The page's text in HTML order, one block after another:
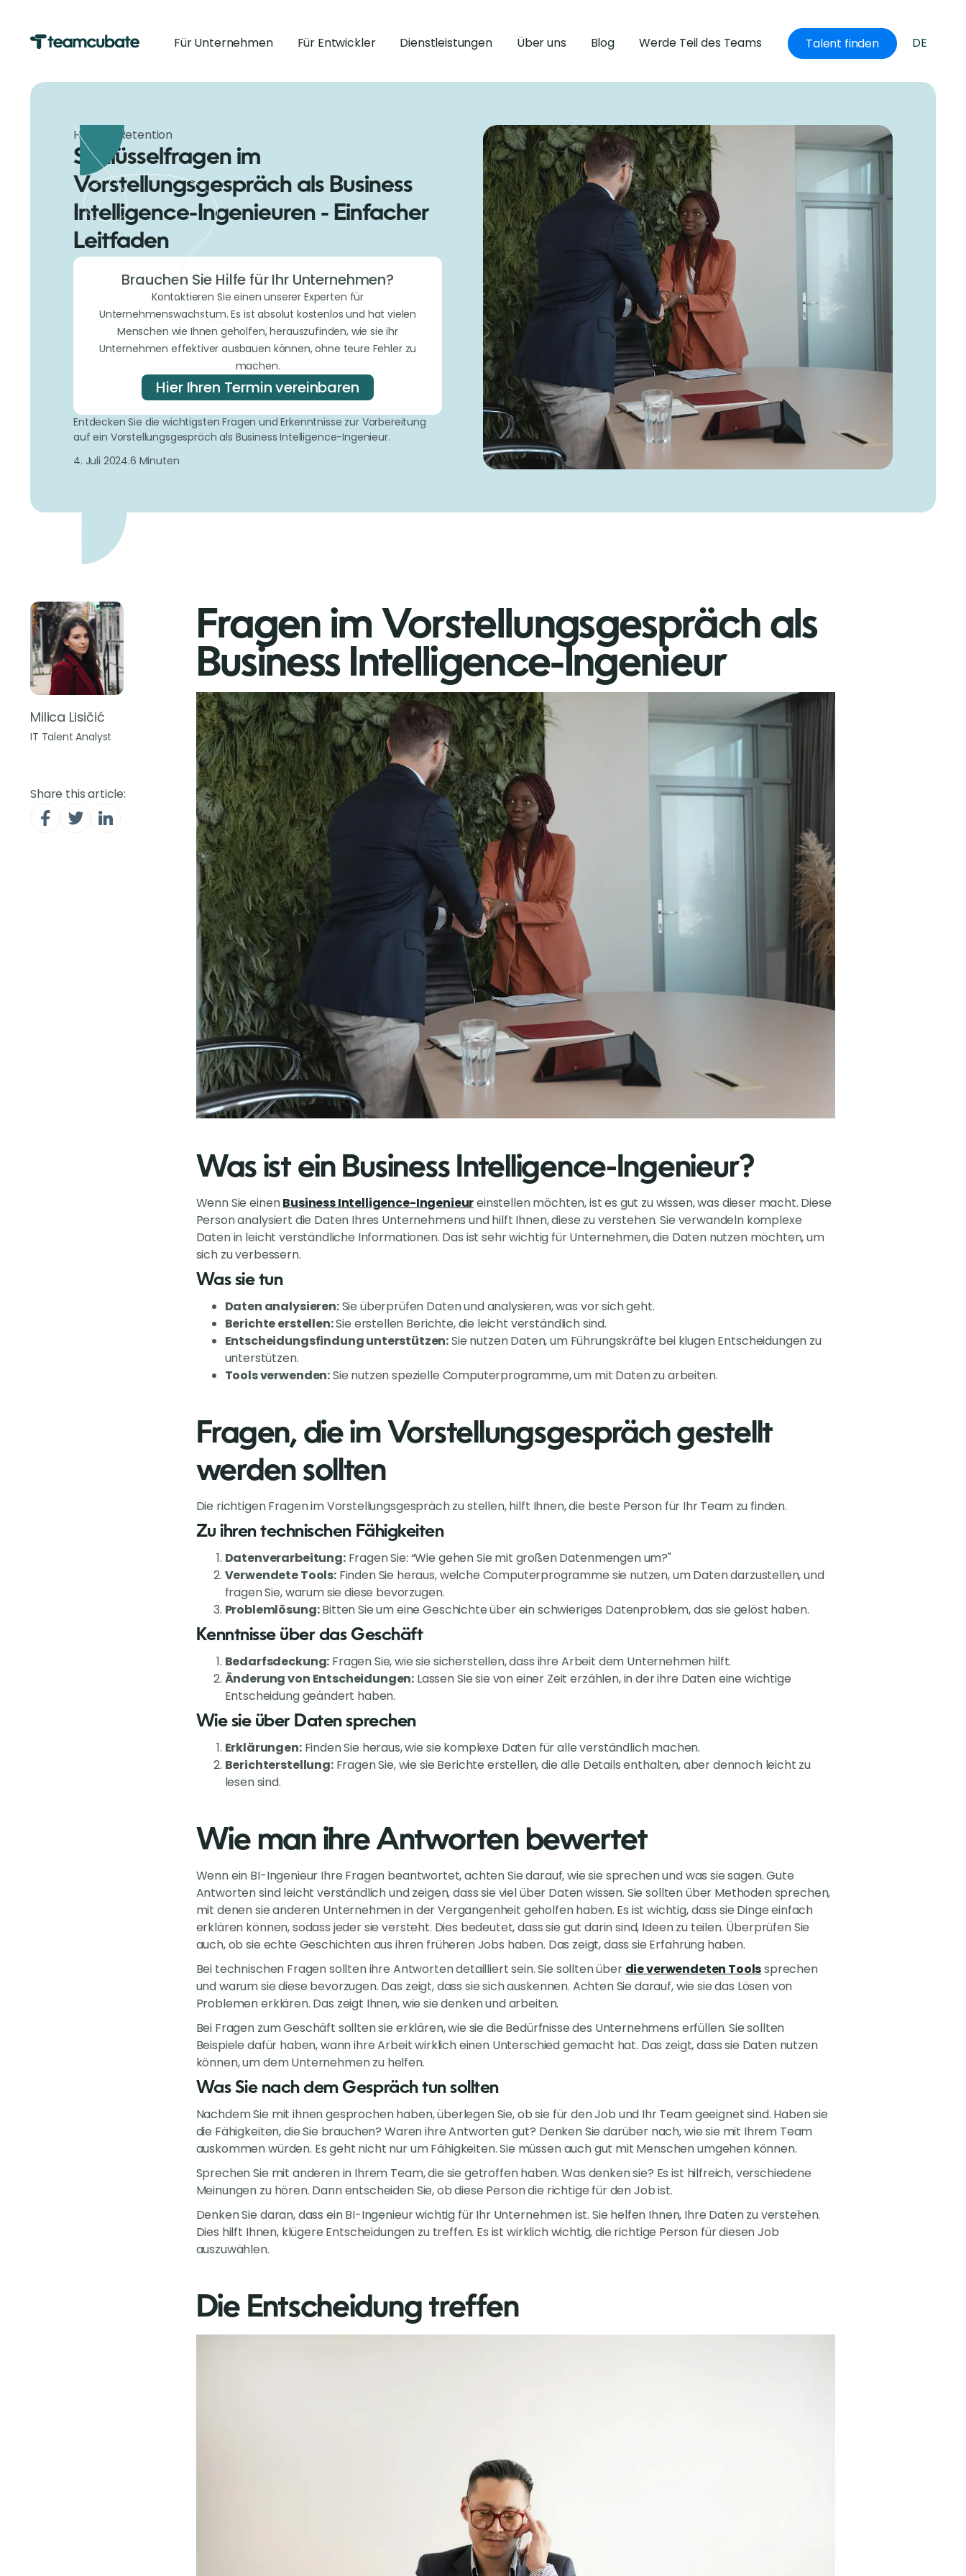
Hiring & Retention
Schlüsselfragen im
Vorstellungsgespräch als Business
Intelligence-Ingenieuren - Einfacher
Leitfaden
Brauchen Sie Hilfe für Ihr Unternehmen?
Kontaktieren Sie einen unserer Experten für
Unternehmenswachstum. Es ist absolut kostenlos und hat vielen
Menschen wie Ihnen geholfen, herauszufinden, wie sie ihr
Unternehmen effektiver ausbauen können, ohne teure Fehler zu
machen.
Hier Ihren Termin vereinbaren
Entdecken Sie die wichtigsten Fragen und Erkenntnisse zur Vorbereitung
auf ein Vorstellungsgespräch als Business Intelligence-Ingenieur.
4. Juli 2024.6 Minuten
Für Unternehmen Für Entwickler Dienstleistungen Über uns Blog Werde Teil des Teams Talent finden DE
Milica Lisičić
IT Talent Analyst
Share this article:
Fragen im Vorstellungsgespräch als
Business Intelligence-Ingenieur
Was ist ein Business Intelligence-Ingenieur?
Wenn Sie einenBusiness Intelligence-Ingenieureinstellen möchten, ist es gut zu wissen, was dieser macht. Diese
Person analysiert die Daten Ihres Unternehmens und hilft Ihnen, diese zu verstehen. Sie verwandeln komplexe
Daten in leicht verständliche Informationen. Das ist sehr wichtig für Unternehmen, die Daten nutzen möchten, um
sich zu verbessern.
Was sie tun
Daten analysieren:Sie überprüfen Daten und analysieren, was vor sich geht.
Berichte erstellen:Sie erstellen Berichte, die leicht verständlich sind.
Entscheidungsfindung unterstützen:Sie nutzen Daten, um Führungskräfte bei klugen Entscheidungen zu
unterstützen.
Tools verwenden:Sie nutzen spezielle Computerprogramme, um mit Daten zu arbeiten.
Fragen, die im Vorstellungsgespräch gestellt
werden sollten
Die richtigen Fragen im Vorstellungsgespräch zu stellen, hilft Ihnen, die beste Person für Ihr Team zu finden.
Zu ihren technischen Fähigkeiten
Datenverarbeitung:Fragen Sie: “Wie gehen Sie mit großen Datenmengen um?"
Verwendete Tools:Finden Sie heraus, welche Computerprogramme sie nutzen, um Daten darzustellen, und
fragen Sie, warum sie diese bevorzugen.
Problemlösung:Bitten Sie um eine Geschichte über ein schwieriges Datenproblem, das sie gelöst haben.
Kenntnisse über das Geschäft
Bedarfsdeckung: Fragen Sie, wie sie sicherstellen, dass ihre Arbeit dem Unternehmen hilft.
Änderung von Entscheidungen: Lassen Sie sie von einer Zeit erzählen, in der ihre Daten eine wichtige
Entscheidung geändert haben.
Wie sie über Daten sprechen
Erklärungen:Finden Sie heraus, wie sie komplexe Daten für alle verständlich machen.
Berichterstellung:Fragen Sie, wie sie Berichte erstellen, die alle Details enthalten, aber dennoch leicht zu
lesen sind.
Wie man ihre Antworten bewertet
Wenn ein BI-Ingenieur Ihre Fragen beantwortet, achten Sie darauf, wie sie sprechen und was sie sagen. Gute
Antworten sind leicht verständlich und zeigen, dass sie viel über Daten wissen. Sie sollten über Methoden sprechen,
mit denen sie anderen Unternehmen in der Vergangenheit geholfen haben. Es ist wichtig, dass sie Dinge einfach
erklären können, sodass jeder sie versteht. Dies bedeutet, dass sie gut darin sind, Ideen zu teilen. Überprüfen Sie
auch, ob sie echte Geschichten aus ihren früheren Jobs haben. Das zeigt, dass sie Erfahrung haben.
Bei technischen Fragen sollten ihre Antworten detailliert sein. Sie sollten über die verwendeten Toolssprechen
und warum sie diese bevorzugen. Das zeigt, dass sie sich auskennen. Achten Sie darauf, wie sie das Lösen von
Problemen erklären. Das zeigt Ihnen, wie sie denken und arbeiten.
Bei Fragen zum Geschäft sollten sie erklären, wie sie die Bedürfnisse des Unternehmens erfüllen. Sie sollten
Beispiele dafür haben, wann ihre Arbeit wirklich einen Unterschied gemacht hat. Das zeigt, dass sie Daten nutzen
können, um dem Unternehmen zu helfen.
Was Sie nach dem Gespräch tun sollten
Nachdem Sie mit ihnen gesprochen haben, überlegen Sie, ob sie für den Job und Ihr Team geeignet sind. Haben sie
die Fähigkeiten, die Sie brauchen? Waren ihre Antworten gut? Denken Sie darüber nach, wie sie mit Ihrem Team
auskommen würden. Es geht nicht nur um Fähigkeiten. Sie müssen auch gut mit Menschen umgehen können.
Sprechen Sie mit anderen in Ihrem Team, die sie getroffen haben. Was denken sie? Es ist hilfreich, verschiedene
Meinungen zu hören. Dann entscheiden Sie, ob diese Person die richtige für den Job ist.
Denken Sie daran, dass ein BI-Ingenieur wichtig für Ihr Unternehmen ist. Sie helfen Ihnen, Ihre Daten zu verstehen.
Dies hilft Ihnen, klügere Entscheidungen zu treffen. Es ist wirklich wichtig, die richtige Person für diesen Job
auszuwählen.
Die Entscheidung treffen